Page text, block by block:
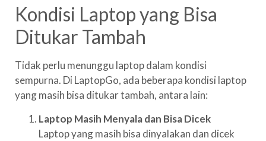
Kondisi Laptop yang Bisa
Ditukar Tambah
Tidak perlu menunggu laptop dalam kondisi
sempurna. Di LaptopGo, ada beberapa kondisi laptop
yang masih bisa ditukar tambah, antara lain:
Laptop Masih Menyala dan Bisa Dicek
Laptop yang masih bisa dinyalakan dan dicek